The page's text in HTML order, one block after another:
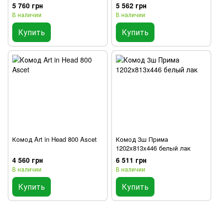
5 760 грн
В наличии
Купить
5 562 грн
В наличии
Купить
Комод Art in Head 800 Ascet
4 560 грн
В наличии
Купить
Комод 3ш Прима
1202x813x446 белый лак
6 511 грн
В наличии
Купить